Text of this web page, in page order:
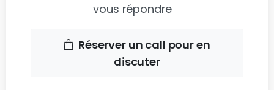
vous répondre
Réserver un call pour en
discuter